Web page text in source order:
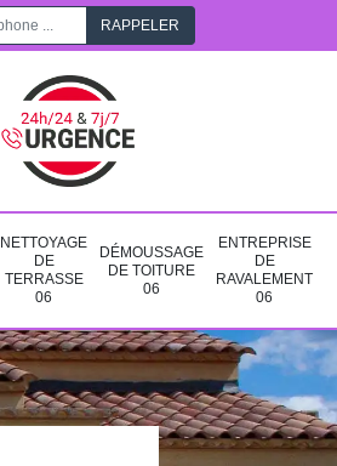
NETTOYAGE
DE
TERRASSE
06
DÉMOUSSAGE
DE TOITURE
06
ENTREPRISE
DE
RAVALEMENT
06